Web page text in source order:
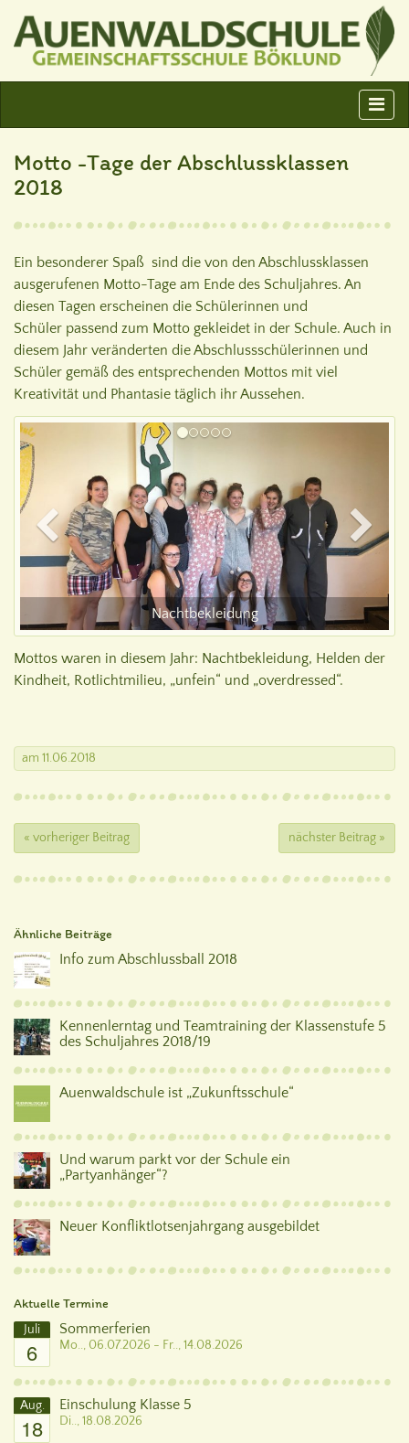
Motto -Tage der Abschlussklassen
2018
Ein besonderer Spaß sind die von den Abschlussklassen
ausgerufenen Motto-Tage am Ende des Schuljahres. An
diesen Tagen erscheinen die Schülerinnen und
Schüler passend zum Motto gekleidet in der Schule. Auch in
diesem Jahr veränderten die Abschlussschülerinnen und
Schüler gemäß des entsprechenden Mottos mit viel
Kreativität und Phantasie täglich ihr Aussehen.
Nachtbekleidung
Mottos waren in diesem Jahr: Nachtbekleidung, Helden der
Kindheit, Rotlichtmilieu, „unfein“ und „overdressed“.
am 11.06.2018
« vorheriger Beitrag nächster Beitrag »
Ähnliche Beiträge
Info zum Abschlussball 2018
Kennenlerntag und Teamtraining der Klassenstufe 5
des Schuljahres 2018/19
Auenwaldschule ist „Zukunftsschule“
Und warum parkt vor der Schule ein
„Partyanhänger“?
Neuer Konfliktlotsenjahrgang ausgebildet
Aktuelle Termine
Juli
6
Sommerferien
Mo.., 06.07.2026 - Fr.., 14.08.2026
Aug.
18
Einschulung Klasse 5
Di.., 18.08.2026